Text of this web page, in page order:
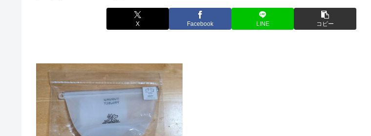
X Facebook LINE コピー